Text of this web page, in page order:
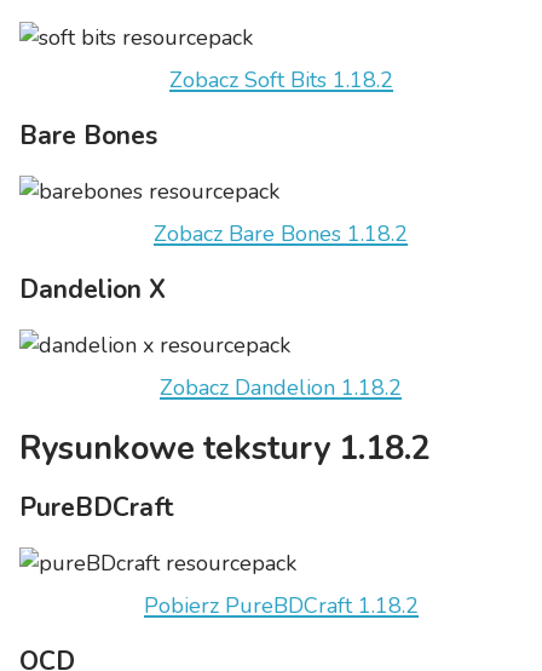
Zobacz Soft Bits 1.18.2
Bare Bones
Zobacz Bare Bones 1.18.2
Dandelion X
Zobacz Dandelion 1.18.2
Rysunkowe tekstury 1.18.2
PureBDCraft
Pobierz PureBDCraft 1.18.2
OCD